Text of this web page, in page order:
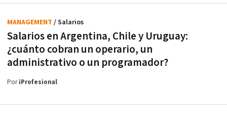
Salarios en Argentina, Chile y Uruguay:
¿cuánto cobran un operario, un
administrativo o un programador?
MANAGEMENT / Salarios
PoriProfesional